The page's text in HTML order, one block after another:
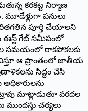
కరకట్ట నిర్మాణ
పనులు
పూర్తి చేయాలని
ఈస్ట్ గేట్ సమీపంలో
సమయంలో రాకపోకలకు
ఆ ప్రాంతంలో జాతీయ
సిద్ధం చేసి
మాట్లాడుతూ వరదల
ముందస్తు చర్యలు